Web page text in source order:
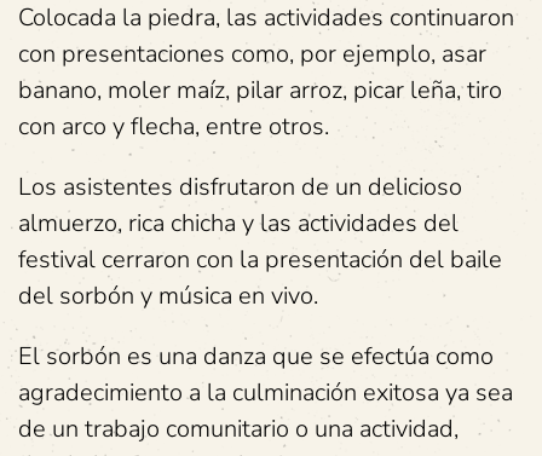
Colocada la piedra, las actividades continuaron
con presentaciones como, por ejemplo, asar
banano, moler maíz, pilar arroz, picar leña, tiro
con arco y flecha, entre otros.
Los asistentes disfrutaron de un delicioso
almuerzo, rica chicha y las actividades del
festival cerraron con la presentación del baile
del sorbón y música en vivo.
El sorbón es una danza que se efectúa como
agradecimiento a la culminación exitosa ya sea
de un trabajo comunitario o una actividad,